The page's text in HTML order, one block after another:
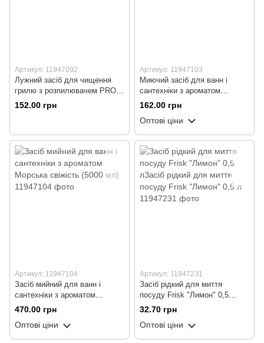
Артикул: 11947092
Лужний засіб для чищення
грилю з розпилювачем PRO
Service GRILLMASTER (0,55
152.00 грн
Артикул: 11947103
Миючий засіб для ванн і
сантехніки з ароматом
Морська свіжість (1000 мл)
162.00 грн
Оптові ціни
Артикул: 11947104
Засіб мийний для ванн і
сантехніки з ароматом
Морська свіжість (5000 мл)
470.00 грн
Оптові ціни
Артикул: 11947231
Засіб рідкий для миття
посуду Frisk "Лимон" 0,5
лЗасіб рідкий для миття
посуду Frisk "Лимон" 0,5 л
32.70 грн
Оптові ціни